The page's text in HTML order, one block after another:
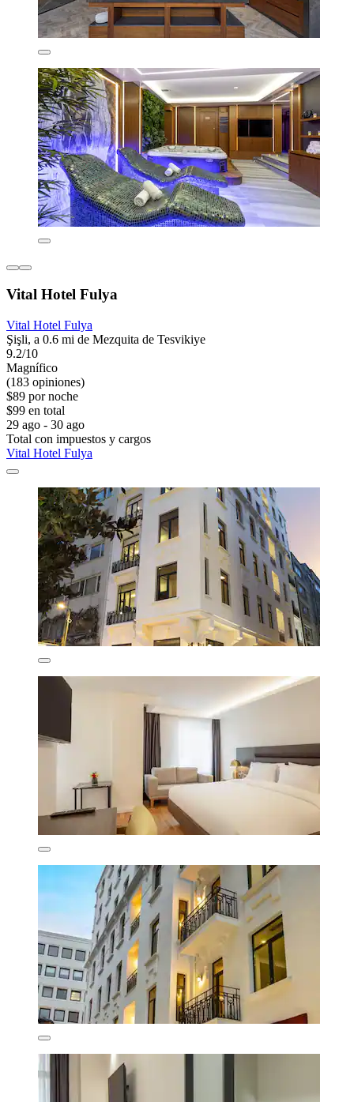
Vital Hotel Fulya
Vital Hotel Fulya
Şişli, a 0.6 mi de Mezquita de Tesvikiye
9.2/10
Magnífico
(183 opiniones)
$89 por noche
$99 en total
29 ago - 30 ago
Total con impuestos y cargos
Vital Hotel Fulya